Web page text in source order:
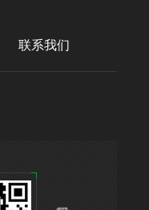
联系我们